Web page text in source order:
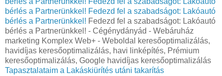
bérlés a Partnerünkkel! Fedezd fel a szabadságot: Lakóautó
bérlés a Partnerünkkel! Fedezd fel a szabadságot: Lakóautó
bérlés a Partnerünkkel! - Cégénydányád - Webáruház
marketing Komplex Web+ - Weboldal keresőoptimalizálás,
havidíjas keresőoptimalizálás, havi linképítés, Prémium
keresőoptimalizálás, Google havidíjas keresőoptimalizálás
Tapasztalataim a Lakáskiürítés utáni takarítás